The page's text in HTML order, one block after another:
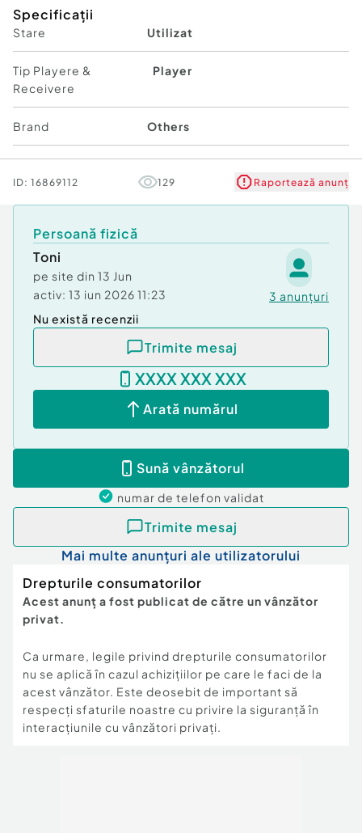
Specificații
Stare Utilizat
Tip Playere &
Receivere
Player
Brand Others
ID: 16869112 129 Raportează anunț
Persoană fizică
Toni
pe site din 13 Jun
activ: 13 iun 2026 11:23 3 anunțuri
Nu există recenzii
Trimite mesaj
XXXX XXX XXX
Arată numărul
Sună vânzătorul
numar de telefon validat
Trimite mesaj
Mai multe anunțuri ale utilizatorului
Drepturile consumatorilor
Acest anunț a fost publicat de către un vânzător
privat.
Ca urmare, legile privind drepturile consumatorilor
nu se aplică în cazul achizițiilor pe care le faci de la
acest vânzător. Este deosebit de important să
respecți sfaturile noastre cu privire la siguranță în
interacțiunile cu vânzători privați.